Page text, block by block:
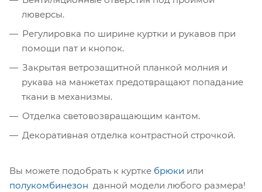
люверсы.
Регулировка по ширине куртки и рукавов при
помощи пат и кнопок.
Закрытая ветрозащитной планкой молния и
рукава на манжетах предотвращают попадание
ткани в механизмы.
Отделка световозвращающим кантом.
Декоративная отделка контрастной строчкой.
Вы можете подобрать к куртке брюки или
полукомбинезон данной модели любого размера!